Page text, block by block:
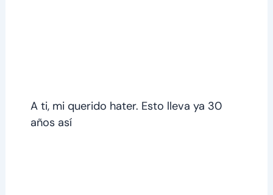
A ti, mi querido hater. Esto lleva ya 30
años así